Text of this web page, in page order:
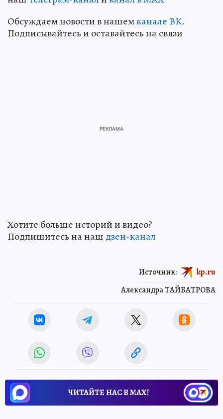
Обсуждаем новости в нашемканале ВК.
Подписывайтесь и оставайтесь на связи
Хотите больше историй и видео?
Подпишитесь на наш дзен-канал
Александра ТАЙБАТРОВА
Источник: kp.ru
ЧИТАЙТЕ НАС В МАХ!